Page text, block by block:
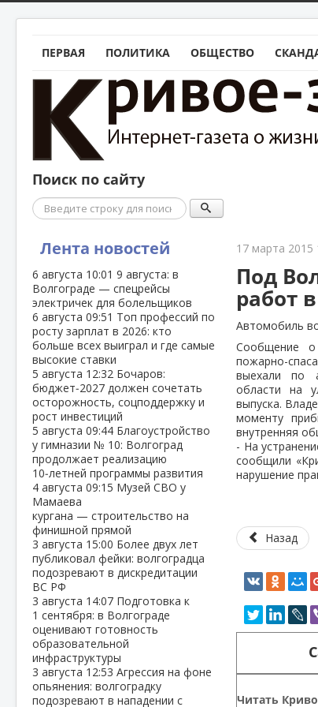
ПЕРВАЯ ПОЛИТИКА ОБЩЕСТВО
Поиск по сайту
Поиск
Лента новостей
6 августа 10:01 9 августа: в
Волгограде — спецрейсы
электричек для болельщиков
6 августа 09:51 Топ профессий по
росту зарплат в 2026: кто
больше всех выиграл и где самые
высокие ставки
5 августа 12:32 Бочаров:
бюджет‑2027 должен сочетать
осторожность, соцподдержку и
рост инвестиций
5 августа 09:44 Благоустройство
у гимназии № 10: Волгоград
продолжает реализацию
10‑летней программы развития
4 августа 09:15 Музей СВО у
Мамаева
кургана — строительство на
финишной прямой
3 августа 15:00 Более двух лет
публиковал фейки: волгоградца
подозревают в дискредитации
ВС РФ
3 августа 14:07 Подготовка к
1 сентября: в Волгограде
оценивают готовность
образовательной
инфраструктуры
3 августа 12:53 Агрессия на фоне
опьянения: волгоградку
подозревают в нападении с
17 марта 2015
Под
работ
Автомобиль
Сообщение о
пожарно-
выехали по
области на
выпуска.
моменту
внутренняя
- На
сообщили
нарушение
Назад
Читать